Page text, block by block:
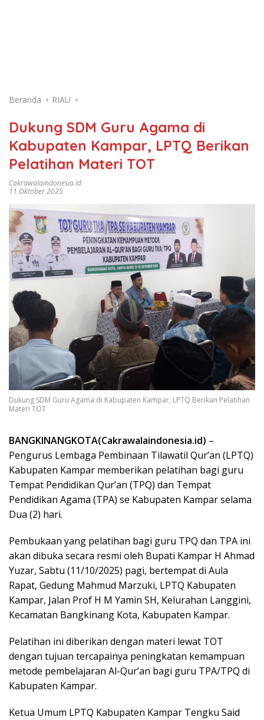
Beranda RIAU
Dukung SDM Guru Agama di
Kabupaten Kampar, LPTQ Berikan
Pelatihan Materi TOT
Cakrawalaindonesia.id
11 Oktober 2025
Dukung SDM Guru Agama di Kabupaten Kampar, LPTQ Berikan Pelatihan
Materi TOT
BANGKINANGKOTA(Cakrawalaindonesia.id) –
Pengurus Lembaga Pembinaan Tilawatil Qur’an (LPTQ)
Kabupaten Kampar memberikan pelatihan bagi guru
Tempat Pendidikan Qur’an (TPQ) dan Tempat
Pendidikan Agama (TPA) se Kabupaten Kampar selama
Dua (2) hari.
Pembukaan yang pelatihan bagi guru TPQ dan TPA ini
akan dibuka secara resmi oleh Bupati Kampar H Ahmad
Yuzar, Sabtu (11/10/2025) pagi, bertempat di Aula
Rapat, Gedung Mahmud Marzuki, LPTQ Kabupaten
Kampar, Jalan Prof H M Yamin SH, Kelurahan Langgini,
Kecamatan Bangkinang Kota, Kabupaten Kampar.
Pelatihan ini diberikan dengan materi lewat TOT
dengan tujuan tercapainya peningkatan kemampuan
metode pembelajaran Al-Qur’an bagi guru TPA/TPQ di
Kabupaten Kampar.
Ketua Umum LPTQ Kabupaten Kampar Tengku Said